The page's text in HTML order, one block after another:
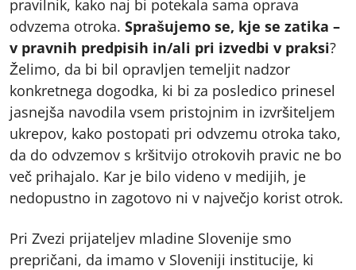
pravilnik, kako naj bi potekala sama oprava
odvzema otroka. Sprašujemo se, kje se zatika –
v pravnih predpisih in/ali pri izvedbi v praksi?
Želimo, da bi bil opravljen temeljit nadzor
konkretnega dogodka, ki bi za posledico prinesel
jasnejša navodila vsem pristojnim in izvršiteljem
ukrepov, kako postopati pri odvzemu otroka tako,
da do odvzemov s kršitvijo otrokovih pravic ne bo
več prihajalo. Kar je bilo videno v medijih, je
nedopustno in zagotovo ni v največjo korist otrok.
Pri Zvezi prijateljev mladine Slovenije smo
prepričani, da imamo v Sloveniji institucije, ki